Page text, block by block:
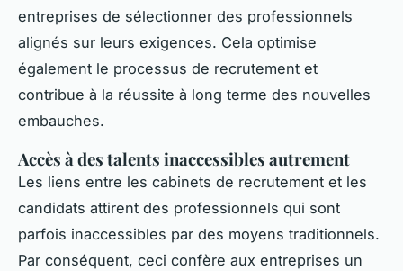
entreprises de sélectionner des professionnels
alignés sur leurs exigences. Cela optimise
également le processus de recrutement et
contribue à la réussite à long terme des nouvelles
embauches.
Accès à des talents inaccessibles autrement
Les liens entre les cabinets de recrutement et les
candidats attirent des professionnels qui sont
parfois inaccessibles par des moyens traditionnels.
Par conséquent, ceci confère aux entreprises un